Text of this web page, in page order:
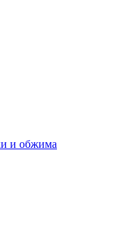
и обжима